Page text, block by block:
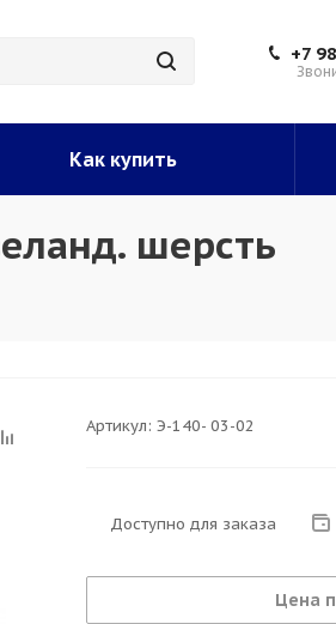
+7
Как купить
шерсть
Артикул: Э-140- 03-02
Доступно для заказа
Цена